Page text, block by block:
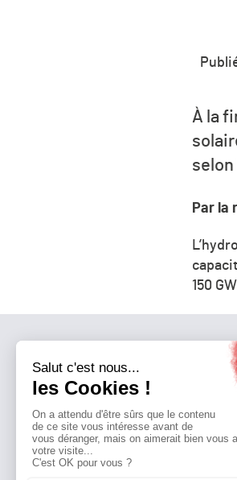
À la
selon
Par la
150
QUI SOMMES-NOUS?MENTIONS LÉGALES